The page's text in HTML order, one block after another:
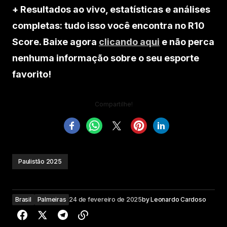
+ Resultados ao vivo, estatísticas e análises
completas: tudo isso você encontra no R10
Score. Baixe agora clicando aqui e não perca
nenhuma informação sobre o seu esporte
favorito!
Compartilhe!
Paulistão 2025
Brasil Palmeiras 24 de fevereiro de 2025byLeonardo Cardoso